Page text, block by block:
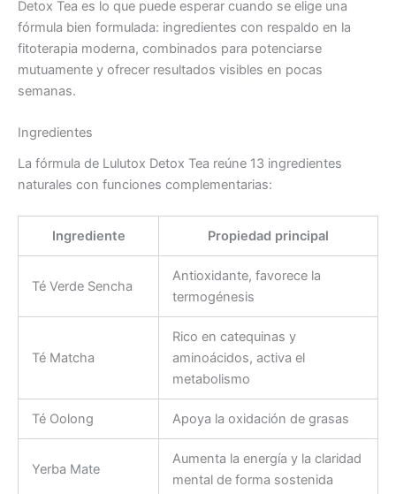
Detox Tea es lo que puede esperar cuando se elige una
fórmula bien formulada: ingredientes con respaldo en la
fitoterapia moderna, combinados para potenciarse
mutuamente y ofrecer resultados visibles en pocas
semanas.
Ingredientes
La fórmula de Lulutox Detox Tea reúne 13 ingredientes
naturales con funciones complementarias:
Ingrediente Propiedad principal
Té Verde Sencha
Antioxidante, favorece la
termogénesis
Té Matcha
Rico en catequinas y
aminoácidos, activa el
metabolismo
Té Oolong Apoya la oxidación de grasas
Yerba Mate
Aumenta la energía y la claridad
mental de forma sostenida